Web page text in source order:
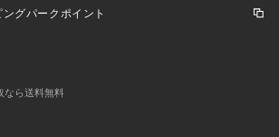
グパークポイント
なら送料無料